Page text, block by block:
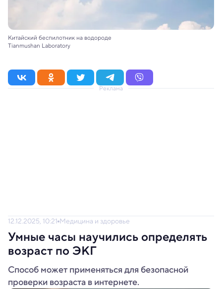
Китайский беспилотник на водороде
Tianmushan Laboratory
Реклама
12.12.2025, 10:21 Медицина и здоровье
Умные часы научились определять
возраст по ЭКГ
Способ может применяться для безопасной
проверки возраста в интернете.